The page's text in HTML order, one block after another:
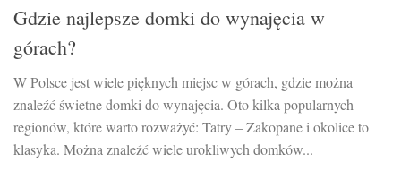
Gdzie najlepsze domki do wynajęcia w
górach?
W Polsce jest wiele pięknych miejsc w górach, gdzie można
znaleźć świetne domki do wynajęcia. Oto kilka popularnych
regionów, które warto rozważyć: Tatry – Zakopane i okolice to
klasyka. Można znaleźć wiele urokliwych domków...